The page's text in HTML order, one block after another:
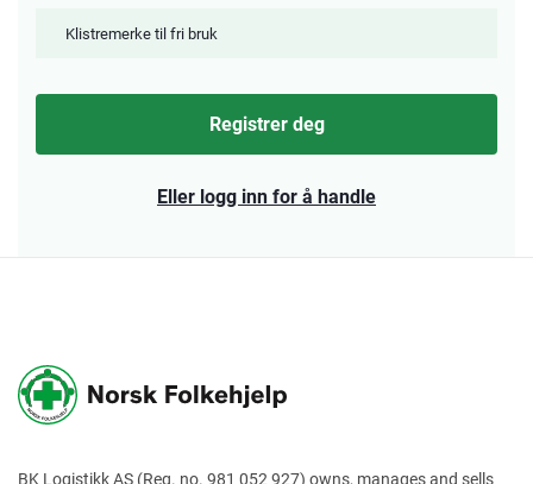
Klistremerke til fri bruk
Registrer deg
Eller logg inn for å handle
BK Logistikk AS (Reg. no. 981 052 927) owns, manages and sells